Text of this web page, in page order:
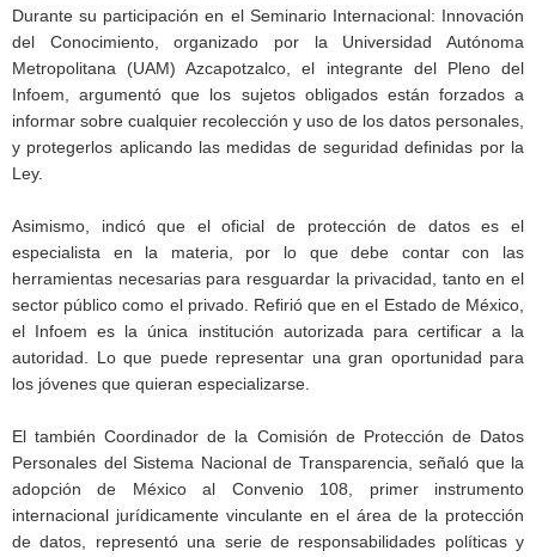
Durante su participación en el Seminario Internacional: Innovación
del Conocimiento, organizado por la Universidad Autónoma
Metropolitana (UAM) Azcapotzalco, el integrante del Pleno del
Infoem, argumentó que los sujetos obligados están forzados a
informar sobre cualquier recolección y uso de los datos personales,
y protegerlos aplicando las medidas de seguridad definidas por la
Ley.
Asimismo, indicó que el oficial de protección de datos es el
especialista en la materia, por lo que debe contar con las
herramientas necesarias para resguardar la privacidad, tanto en el
sector público como el privado. Refirió que en el Estado de México,
el Infoem es la única institución autorizada para certificar a la
autoridad. Lo que puede representar una gran oportunidad para
los jóvenes que quieran especializarse.
El también Coordinador de la Comisión de Protección de Datos
Personales del Sistema Nacional de Transparencia, señaló que la
adopción de México al Convenio 108, primer instrumento
internacional jurídicamente vinculante en el área de la protección
de datos, representó una serie de responsabilidades políticas y